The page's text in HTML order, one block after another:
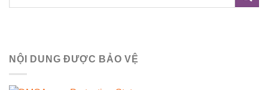
NỘI DUNG ĐƯỢC BẢO VỆ